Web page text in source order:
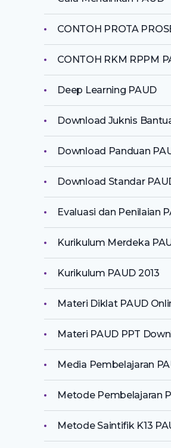
CONTOH PROTA
CONTOH RKM RPPM
Deep Learning PAUD
Download Juknis
Download Panduan
Download Standar
Evaluasi dan Penilaian
Kurikulum Merdeka
Kurikulum PAUD 2013
Materi Diklat PAUD
Materi PAUD PPT
Media Pembelajaran
Metode Pembelajaran
Metode Saintifik K13